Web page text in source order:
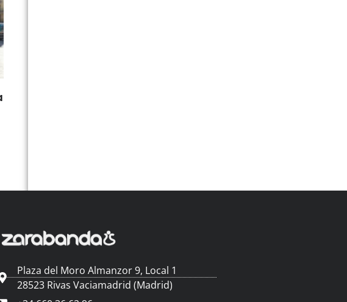
Plaza del Moro Almanzor 9, Local 1
28523 Rivas Vaciamadrid (Madrid)